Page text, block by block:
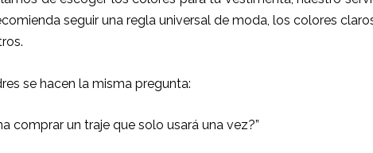
seguir una regla universal de moda, los colores
se hacen la misma pregunta:
comprar un traje que solo usará una vez?”